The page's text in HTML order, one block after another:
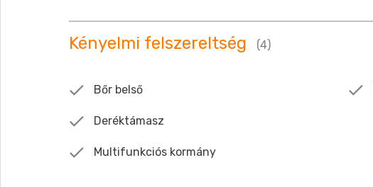
Kényelmi felszereltség (4)
Bőr belső
Deréktámasz
Multifunkciós kormány